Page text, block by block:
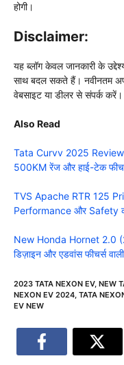
होगी।
Disclaimer:
यह ब्लॉग केवल जानकारी के
साथ बदल सकते हैं। नवीनतम
वेबसाइट या डीलर से संपर्क करें।
Also Read
Tata Curvv 2025 Review
500KM रेंज और हाई-टेक
TVS Apache RTR 125
Performance और Safety की
New Honda Hornet 2.0
डिज़ाइन और एडवांस फीचर्स
2023 TATA NEXON EV, NEW
NEXON EV 2024, TATA
EV NEW